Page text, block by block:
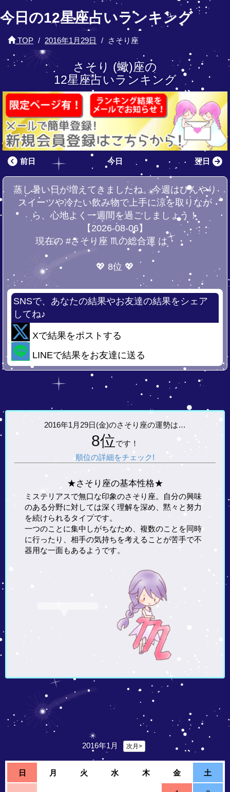
今日の12星座占いランキング
TOP 2016年1月29日 さそり座
さそり (蠍)座の
12星座占いランキング
前日 今日 翌日
蒸し暑い日が増えてきましたね。今週はひんやり
スイーツや冷たい飲み物で上手に涼を取りなが
ら、心地よく一週間を過ごしましょう！
【2026-08-06】
現在の #さそり座 ♏の総合運 は・・・
💖 8位 💖
SNSで、あなたの結果やお友達の結果をシェア
してね♪
Xで結果をポストする
LINEで結果をお友達に送る
2016年1月29日(金)のさそり座の運勢は…
8位です！
順位の詳細をチェック!
★さそり座の基本性格★
ミステリアスで無口な印象のさそり座。自分の興味
のある分野に対しては深く理解を深め、黙々と努力
を続けられるタイプです。
一つのことに集中しがちなため、複数のことを同時
に行ったり、相手の気持ちを考えることが苦手で不
器用な一面もあるようです。
2016年1月 次月>
日 月 火 水 木 金 土